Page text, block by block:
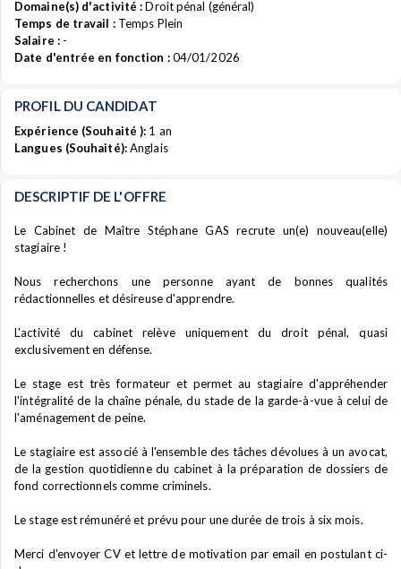
Domaine(s) d'activité :Droit pénal (général)
Temps de travail :Temps Plein
Salaire :-
Date d'entrée en fonction :04/01/2026
PROFIL DU CANDIDAT
Expérience (Souhaité ): 1 an
Langues (Souhaité):Anglais
DESCRIPTIF DE L'OFFRE
Le Cabinet de Maître Stéphane GAS recrute un(e) nouveau(elle)
stagiaire !
Nous recherchons une personne ayant de bonnes qualités
rédactionnelles et désireuse d'apprendre.
L'activité du cabinet relève uniquement du droit pénal, quasi
exclusivement en défense.
Le stage est très formateur et permet au stagiaire d'appréhender
l'intégralité de la chaîne pénale, du stade de la garde-à-vue à celui de
l'aménagement de peine.
Le stagiaire est associé à l'ensemble des tâches dévolues à un avocat,
de la gestion quotidienne du cabinet à la préparation de dossiers de
fond correctionnels comme criminels.
Le stage est rémunéré et prévu pour une durée de trois à six mois.
Merci d'envoyer CV et lettre de motivation par email en postulant ci-